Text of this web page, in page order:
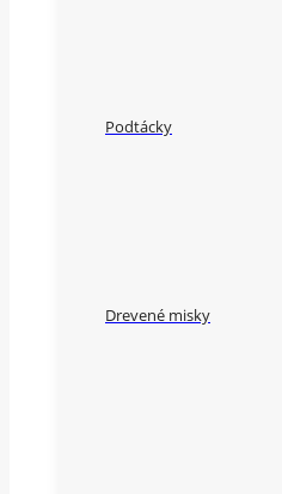
Podtácky
Drevené misky